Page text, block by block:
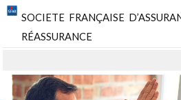
SOCIETE FRANÇAISE
RÉASSURANCE